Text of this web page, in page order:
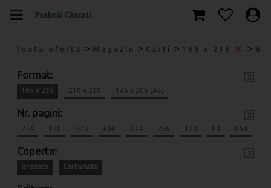
Toata oferta > Magazin > Carti > 165 x 235 >
Format:
165 x 235 210 x 210 145 x 205 (A5)
Nr. pagini:
274 120 270 400 334 256 120 80 664
Coperta:
Brosata Cartonata